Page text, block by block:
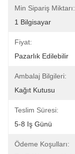
Min Sipariş Miktarı:
1 Bilgisayar
Fiyat:
Pazarlık Edilebilir
Ambalaj Bilgileri:
Kağıt Kutusu
Teslim Süresi:
5-8 Iş Günü
Ödeme Koşulları: